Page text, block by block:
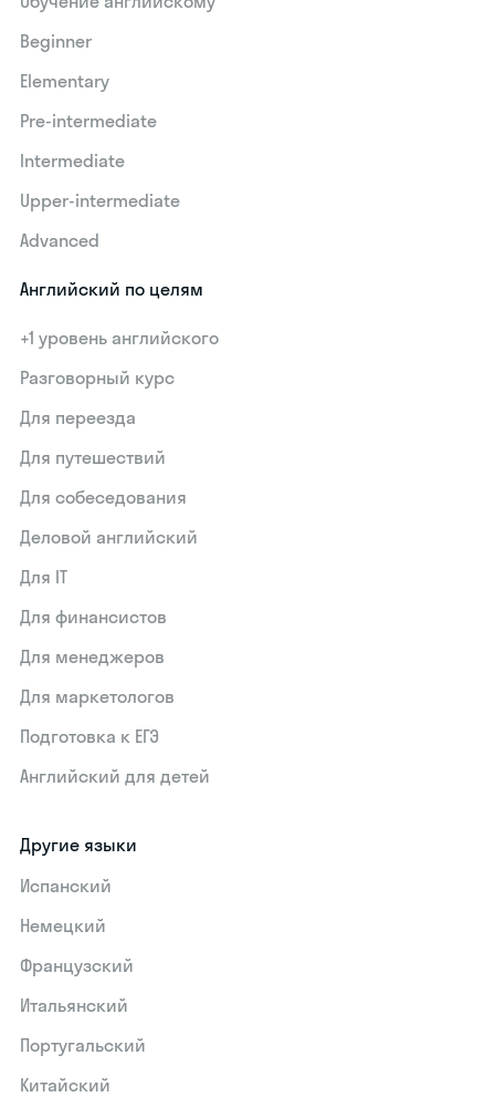
Beginner
Elementary
Pre-intermediate
Intermediate
Upper-intermediate
Advanced
Английский по целям
+1 уровень английского
Разговорный курс
Для переезда
Для путешествий
Для собеседования
Деловой английский
Для IT
Для финансистов
Для менеджеров
Для маркетологов
Подготовка к ЕГЭ
Английский для детей
Другие языки
Испанский
Немецкий
Французский
Итальянский
Португальский
Китайский